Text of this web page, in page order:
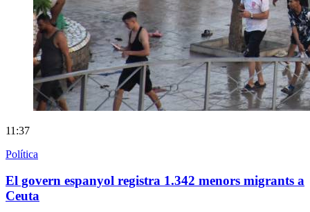
11:37
Política
El govern espanyol registra 1.342 menors migrants a
Ceuta